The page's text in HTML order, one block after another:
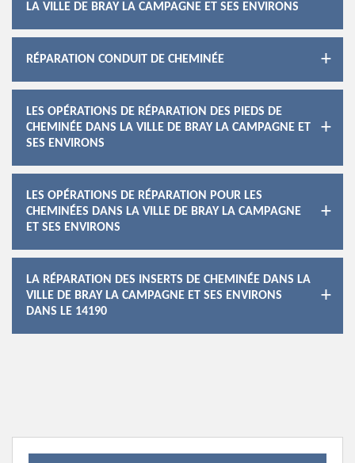
LA VILLE DE BRAY LA CAMPAGNE ET SES ENVIRONS
RÉPARATION CONDUIT DE CHEMINÉE
LES OPÉRATIONS DE RÉPARATION DES PIEDS DE
CHEMINÉE DANS LA VILLE DE BRAY LA CAMPAGNE ET
SES ENVIRONS
LES OPÉRATIONS DE RÉPARATION POUR LES
CHEMINÉES DANS LA VILLE DE BRAY LA CAMPAGNE
ET SES ENVIRONS
LA RÉPARATION DES INSERTS DE CHEMINÉE DANS LA
VILLE DE BRAY LA CAMPAGNE ET SES ENVIRONS
DANS LE 14190